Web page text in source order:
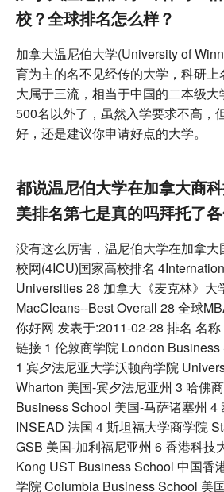
校？全球排名怎么样？
加拿大温尼伯大学(University of
育为主的名不见经传的大学，科研
大属于三流，相当于中国的二本级
500名以外了，虽然入学要求不高，
好，还是建议你申请好点的大学。
都说温尼伯大学在加拿大商
美排名第七是真的吗拜托了
没有这么厉害，温尼伯大学在加拿
校网(4ICU)国家高校排名
Universities 28 加拿大《麦克林》大
MacCleans--Best Overall 28 全球
你好网 发表于:2011-02-28 排名 名
链接 1 伦敦商学院 London
1 宾夕法尼亚大学沃顿商学院
Wharton 美国-宾夕法尼亚州 3 哈佛
Business School 美国-马萨诸塞州 4
INSEAD 法国 4 斯坦福大学商学院
GSB 美国-加利福尼亚州 6 香港科技
Kong UST Business School 中国香
学院 Columbia Business School 美